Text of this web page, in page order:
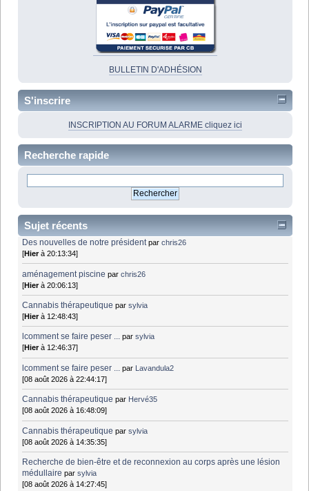
BULLETIN D'ADHÉSION
S'inscrire
INSCRIPTION AU FORUM ALARME cliquez ici
Recherche rapide
Sujet récents
Des nouvelles de notre président parchris26
[Hierà 20:13:34]
aménagement piscine parchris26
[Hierà 20:06:13]
Cannabis thérapeutique parsylvia
[Hierà 12:48:43]
lcomment se faire peser ... parsylvia
[Hierà 12:46:37]
lcomment se faire peser ... par Lavandula2
[08 août 2026 à 22:44:17]
Cannabis thérapeutique par Hervé35
[08 août 2026 à 16:48:09]
Cannabis thérapeutique parsylvia
[08 août 2026 à 14:35:35]
Recherche de bien-être et de reconnexion au corps après une lésion
médullaire parsylvia
[08 août 2026 à 14:27:45]